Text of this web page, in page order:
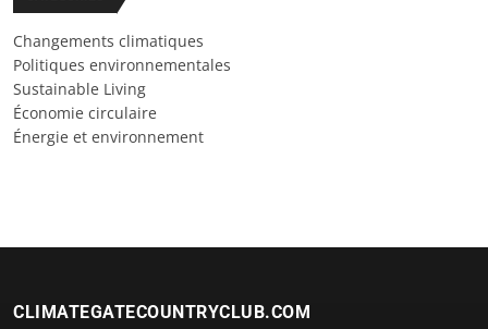
Changements climatiques
Politiques environnementales
Sustainable Living
Économie circulaire
Énergie et environnement
CLIMATEGATECOUNTRYCLUB.COM